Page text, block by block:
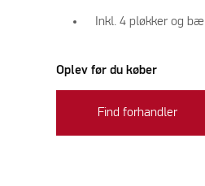
Inkl. 4 pløkker og
Oplev før du køber
Find forhandler